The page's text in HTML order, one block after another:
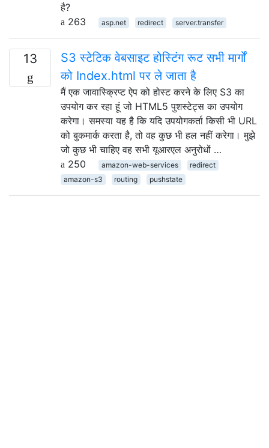
है?
263
asp.net redirect server.transfer
13
S3 स्टेटिक वेबसाइट होस्टिंग रूट सभी मार्गों
को Index.html पर ले जाता है
मैं एक जावास्क्रिप्ट ऐप को होस्ट करने के लिए S3 का
उपयोग कर रहा हूं जो HTML5 पुशस्टेट्स का उपयोग
करेगा। समस्या यह है कि यदि उपयोगकर्ता किसी भी URL
को बुकमार्क करता है, तो वह कुछ भी हल नहीं करेगा। मुझे
जो कुछ भी चाहिए वह सभी यूआरएल अनुरोधों …
250
amazon-web-services
redirect
amazon-s3
routing pushstate